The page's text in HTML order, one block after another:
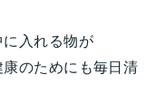
入れる物が
のためにも毎日清